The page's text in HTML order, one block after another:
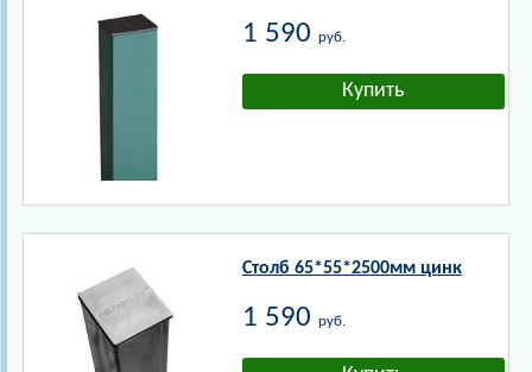
1 590 руб.
Столб 65*55*2500мм цинк
1 590 руб.